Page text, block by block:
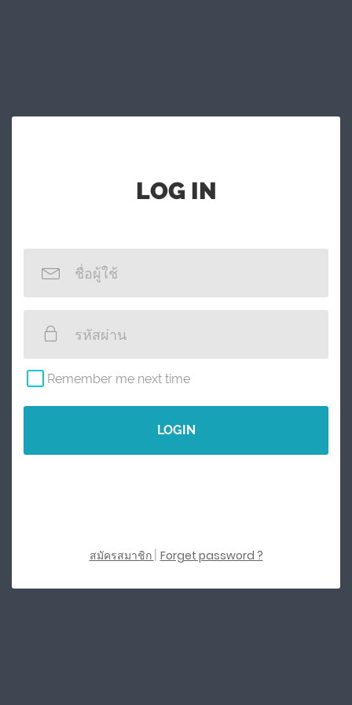
LOG IN
Remember me next time
LOGIN
สมัครสมาชิก Forget password ?